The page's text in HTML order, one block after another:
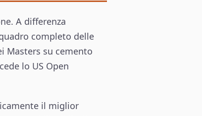
A differenza
completo delle
Masters su cemento
lo US Open
il miglior